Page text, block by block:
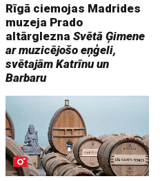
Rīgā ciemojas Madrides
muzeja Prado
altārgleznaSvētā Ģimene
ar muzicējošo eņģeli,
svētajām Katrīnu un
Barbaru